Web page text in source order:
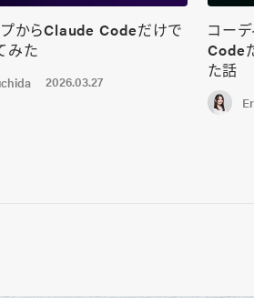
プからClaude Codeだけで
みた
2026.03.27
コー
Code
た話